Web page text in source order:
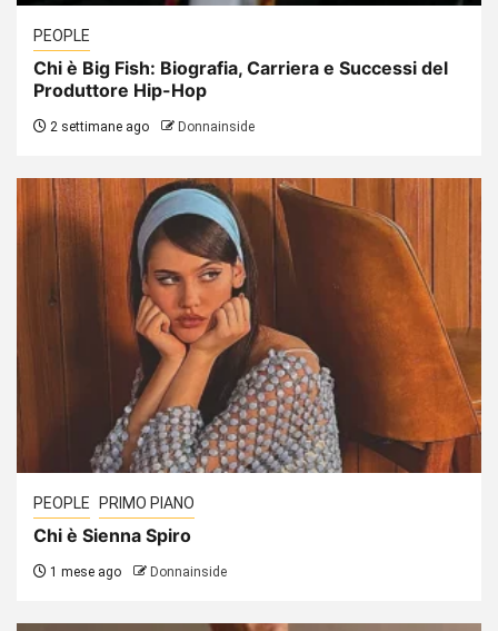
PEOPLE
Chi è Big Fish: Biografia, Carriera e Successi del
Produttore Hip-Hop
2 settimane ago Donnainside
PEOPLE PRIMO PIANO
Chi è Sienna Spiro
1 mese ago Donnainside